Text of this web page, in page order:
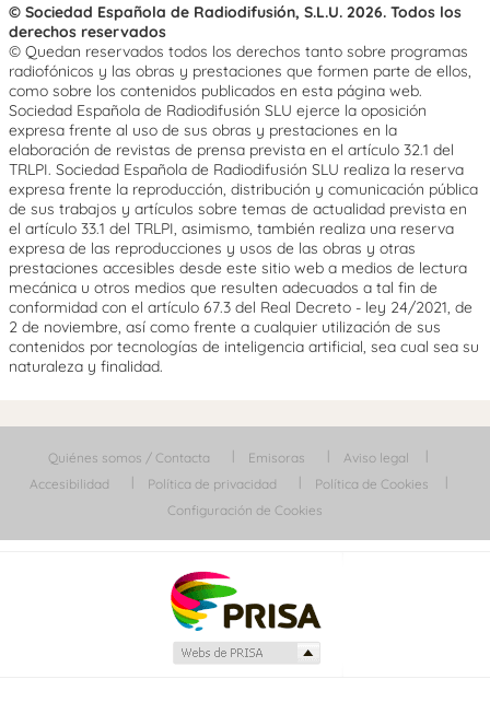
© Sociedad Española de Radiodifusión, S.L.U. 2026. Todos los
derechos reservados
© Quedan reservados todos los derechos tanto sobre programas
radiofónicos y las obras y prestaciones que formen parte de ellos,
como sobre los contenidos publicados en esta página web.
Sociedad Española de Radiodifusión SLU ejerce la oposición
expresa frente al uso de sus obras y prestaciones en la
elaboración de revistas de prensa prevista en el artículo 32.1 del
TRLPI. Sociedad Española de Radiodifusión SLU realiza la reserva
expresa frente la reproducción, distribución y comunicación pública
de sus trabajos y artículos sobre temas de actualidad prevista en
el artículo 33.1 del TRLPI, asimismo, también realiza una reserva
expresa de las reproducciones y usos de las obras y otras
prestaciones accesibles desde este sitio web a medios de lectura
mecánica u otros medios que resulten adecuados a tal fin de
conformidad con el artículo 67.3 del Real Decreto - ley 24/2021, de
2 de noviembre, así como frente a cualquier utilización de sus
contenidos por tecnologías de inteligencia artificial, sea cual sea su
naturaleza y finalidad.
Quiénes somos / Contacta Emisoras
Aviso legal
Accesibilidad
Política de privacidad
Política de Cookies
Configuración de Cookies